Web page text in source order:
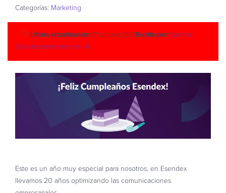
elegirnos
Categorías: Marketing
Última actualización:27 octubre 2025Escrito por: Esendex
Comunicación empresarial
Este es un año muy especial para nosotros, en Esendex
llevamos 20 años optimizando las comunicaciones